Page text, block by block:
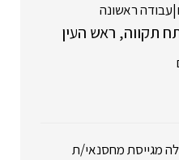
|עבודה ראשונה
תקווה ראש העין
מגייסת מחסנאי/ת